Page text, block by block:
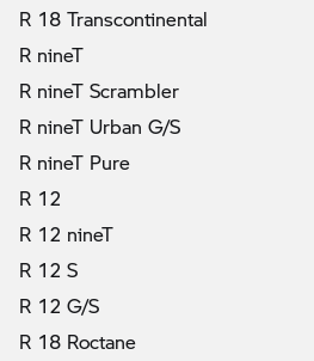
R 18 Transcontinental
R nineT
R nineT Scrambler
R nineT Urban G/S
R nineT Pure
R 12
R 12 nineT
R 12 S
R 12 G/S
R 18 Roctane